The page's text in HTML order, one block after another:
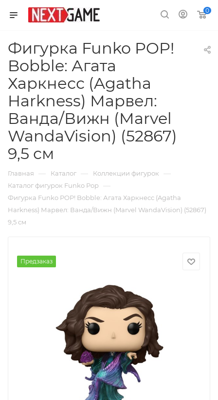
0
Фигурка Funko POP!
Bobble: Агата
Харкнесс (Agatha
Harkness) Марвел:
Ванда/Вижн (Marvel
WandaVision) (52867)
9,5 см
Главная — Каталог — Коллекции фигурок —
Каталог фигурок Funko Pop —
Фигурка Funko POP! Bobble: Агата Харкнесс (Agatha
Harkness) Марвел: Ванда/Вижн (Marvel WandaVision) (52867)
9,5 см
Предзаказ